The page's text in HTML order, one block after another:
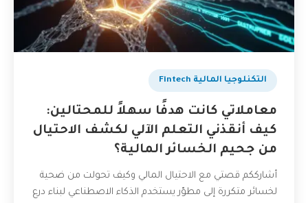
التكنلوجيا المالية Fintech
معاملاتي كانت هدفًا سهلاً للمحتالين:
كيف أنقذني التعلم الآلي لكشف الاحتيال
من جحيم الخسائر المالية؟
أشارككم قصتي مع الاحتيال المالي وكيف تحولت من ضحية
لخسائر متكررة إلى مطوّر يستخدم الذكاء الاصطناعي لبناء درع